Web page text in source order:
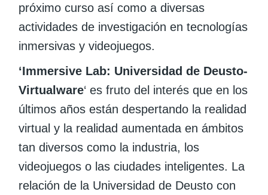
próximo curso así como a diversas
actividades de investigación en tecnologías
inmersivas y videojuegos.
‘Immersive Lab: Universidad de Deusto-
Virtualware‘ es fruto del interés que en los
últimos años están despertando la realidad
virtual y la realidad aumentada en ámbitos
tan diversos como la industria, los
videojuegos o las ciudades inteligentes. La
relación de la Universidad de Deusto con